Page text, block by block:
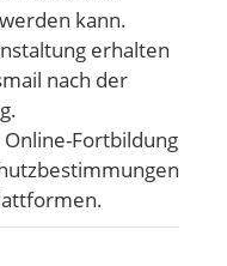
kann.
erhalten
nach der
Fortbildung